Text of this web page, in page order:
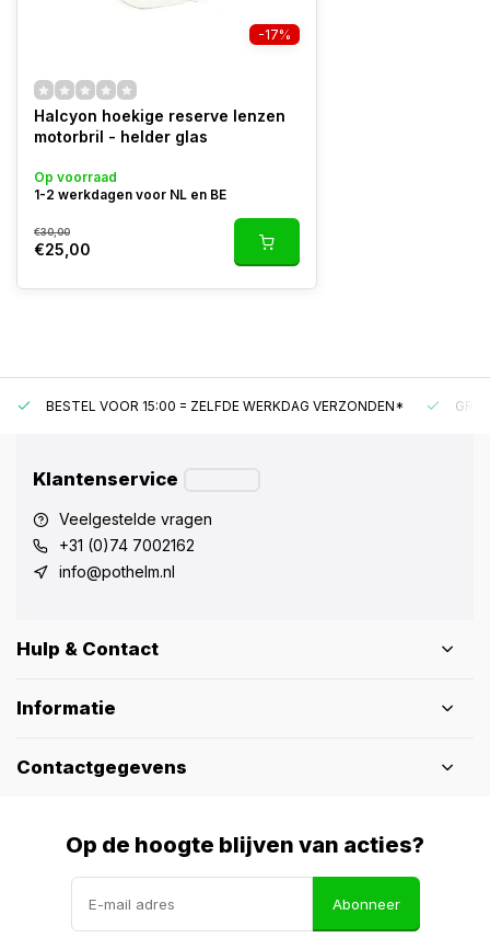
-17%
Halcyon hoekige reserve lenzen
motorbril - helder glas
Op voorraad
1-2 werkdagen voor NL en BE
€30,00
€25,00
BESTEL VOOR 15:00 = ZELFDE WERKDAG VERZONDEN*
Klantenservice
Veelgestelde vragen
+31 (0)74 7002162
info@pothelm.nl
Hulp & Contact
Informatie
Contactgegevens
Op de hoogte blijven van acties?
Abonneer